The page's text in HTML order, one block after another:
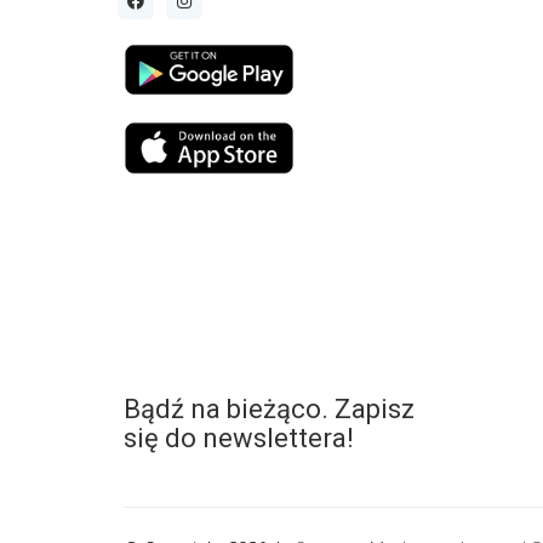
Bądź na bieżąco. Zapisz
się do newslettera!